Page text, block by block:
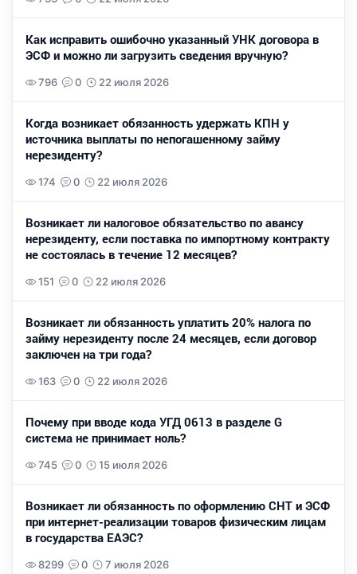
Как исправить ошибочно указанный УНК договора в
ЭСФ и можно ли загрузить сведения вручную?
796 0 22 июля 2026
Когда возникает обязанность удержать КПН у
источника выплаты по непогашенному займу
нерезиденту?
174 0 22 июля 2026
Возникает ли налоговое обязательство по авансу
нерезиденту, если поставка по импортному контракту
не состоялась в течение 12 месяцев?
151 0 22 июля 2026
Возникает ли обязанность уплатить 20% налога по
займу нерезиденту после 24 месяцев, если договор
заключен на три года?
163 0 22 июля 2026
Почему при вводе кода УГД 0613 в разделе G
система не принимает ноль?
745 0 15 июля 2026
Возникает ли обязанность по оформлению СНТ и ЭСФ
при интернет-реализации товаров физическим лицам
в государства ЕАЭС?
8299 0 7 июля 2026